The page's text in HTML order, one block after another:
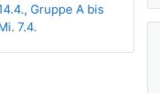
Gruppe A bis
7.4.